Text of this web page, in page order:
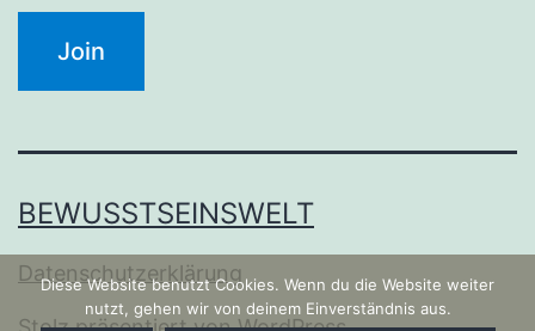
BEWUSSTSEINSWELT
Datenschutzerklärung
Diese Website benutzt Cookies. Wenn du die Website weiter
nutzt, gehen wir von deinem Einverständnis aus.